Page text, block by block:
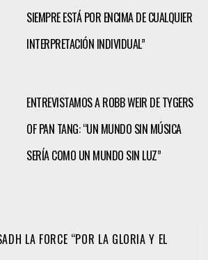
SIEMPRE ESTÁ POR ENCIMA DE CUALQUIER
INTERPRETACIÓN INDIVIDUAL”
ENTREVISTAMOS A ROBB WEIR DE TYGERS
OF PAN TANG: “UN MUNDO SIN MÚSICA
SERÍA COMO UN MUNDO SIN LUZ”
LA FORCE “POR LA GLORIA Y EL